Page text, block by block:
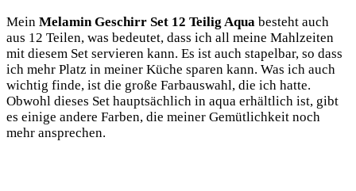
Mein Melamin Geschirr Set 12 Teilig Aqua besteht ‍auch
aus‍ 12 Teilen,⁤ was ⁣bedeutet, dass ich all meine Mahlzeiten
mit ⁣diesem Set servieren kann.⁤ Es⁢ ist auch stapelbar, so dass
ich mehr⁣ Platz⁣ in meiner Küche ⁤sparen kann. Was ich‌ auch
wichtig finde, ist‌ die große Farbauswahl, die ich hatte.
Obwohl dieses Set⁣ hauptsächlich in⁣ aqua⁣ erhältlich ist,‍ gibt
es einige andere Farben, die meiner Gemütlichkeit‌ noch
mehr ansprechen.